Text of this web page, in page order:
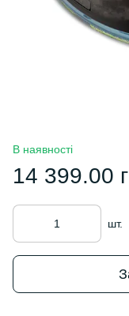
В наявності
14 399.00
шт.